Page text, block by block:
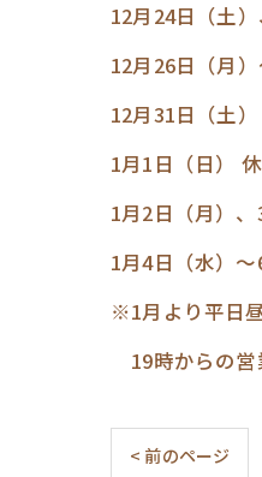
12月24日（土
12月26日（月
12月31日（土
1月1日（日）
1月2日（月）
1月4日（水）
※1月より平日
19時からの営
< 前のページ